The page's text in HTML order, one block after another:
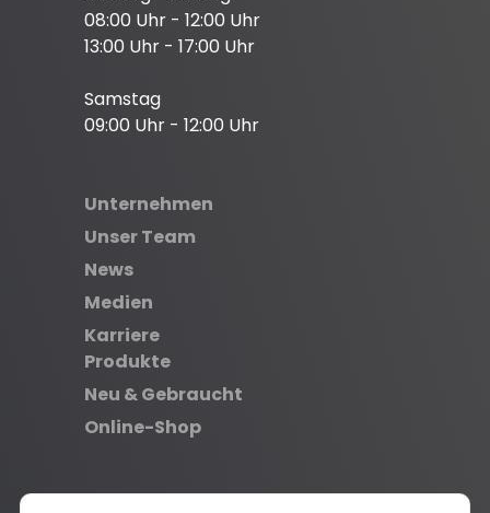
08:00 Uhr - 12:00 Uhr
13:00 Uhr - 17:00 Uhr
Samstag
09:00 Uhr - 12:00 Uhr
Unternehmen
Unser Team
News
Medien
Karriere
Produkte
Neu & Gebraucht
Online-Shop